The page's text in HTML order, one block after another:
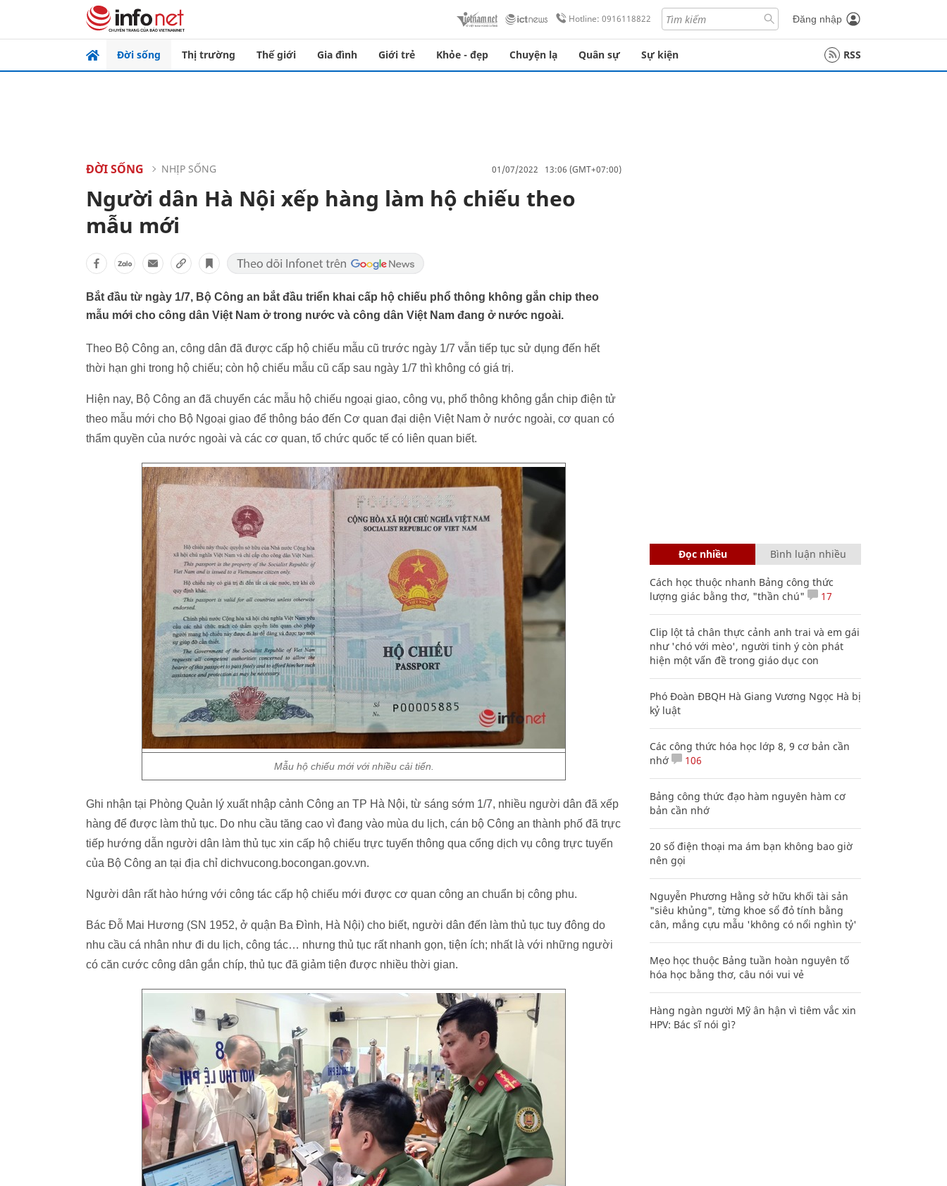
Hotline: 0916118822 Đăng nhập
Đời sống Thị trường Thế giới Gia đình Giới trẻ Khỏe - đẹp Chuyện lạ Quân sự Sự kiện RSS
ĐỜI SỐNG NHỊP SỐNG 01/07/2022 13:06 (GMT+07:00)
Người dân Hà Nội xếp hàng làm hộ chiếu theo
mẫu mới
Bắt đầu từ ngày 1/7, Bộ Công an bắt đầu triển khai cấp hộ chiếu phổ thông không gắn chip theo
mẫu mới cho công dân Việt Nam ở trong nước và công dân Việt Nam đang ở nước ngoài.
Theo Bộ Công an, công dân đã được cấp hộ chiếu mẫu cũ trước ngày 1/7 vẫn tiếp tục sử dụng đến hết
thời hạn ghi trong hộ chiếu; còn hộ chiếu mẫu cũ cấp sau ngày 1/7 thì không có giá trị.
Hiện nay, Bộ Công an đã chuyển các mẫu hộ chiếu ngoại giao, công vụ, phổ thông không gắn chip điện tử
theo mẫu mới cho Bộ Ngoại giao để thông báo đến Cơ quan đại diện Việt Nam ở nước ngoài, cơ quan có
thẩm quyền của nước ngoài và các cơ quan, tổ chức quốc tế có liên quan biết.
Mẫu hộ chiếu mới với nhiều cải tiến.
Ghi nhận tại Phòng Quản lý xuất nhập cảnh Công an TP Hà Nội, từ sáng sớm 1/7, nhiều người dân đã xếp
hàng để được làm thủ tục. Do nhu cầu tăng cao vì đang vào mùa du lịch, cán bộ Công an thành phố đã trực
tiếp hướng dẫn người dân làm thủ tục xin cấp hộ chiếu trực tuyến thông qua cổng dịch vụ công trực tuyến
của Bộ Công an tại địa chỉ dichvucong.bocongan.gov.vn.
Người dân rất hào hứng với công tác cấp hộ chiếu mới được cơ quan công an chuẩn bị công phu.
Bác Đỗ Mai Hương (SN 1952, ở quận Ba Đình, Hà Nội) cho biết, người dân đến làm thủ tục tuy đông do
nhu cầu cá nhân như đi du lịch, công tác… nhưng thủ tục rất nhanh gọn, tiện ích; nhất là với những người
có căn cước công dân gắn chíp, thủ tục đã giảm tiện được nhiều thời gian.
Đọc nhiều Bình luận nhiều
Cách học thuộc nhanh Bảng công thức
lượng giác bằng thơ, "thần chú"
17
Clip lột tả chân thực cảnh anh trai và em gái
như 'chó với mèo', người tinh ý còn phát
hiện một vấn đề trong giáo dục con
Phó Đoàn ĐBQH Hà Giang Vương Ngọc Hà bị
kỷ luật
Các công thức hóa học lớp 8, 9 cơ bản cần
nhớ
106
Bảng công thức đạo hàm nguyên hàm cơ
bản cần nhớ
20 số điện thoại ma ám bạn không bao giờ
nên gọi
Nguyễn Phương Hằng sở hữu khối tài sản
"siêu khủng", từng khoe sổ đỏ tính bằng
cân, mắng cựu mẫu 'không có nổi nghìn tỷ'
Mẹo học thuộc Bảng tuần hoàn nguyên tố
hóa học bằng thơ, câu nói vui vẻ
Hàng ngàn người Mỹ ân hận vì tiêm vắc xin
HPV: Bác sĩ nói gì?